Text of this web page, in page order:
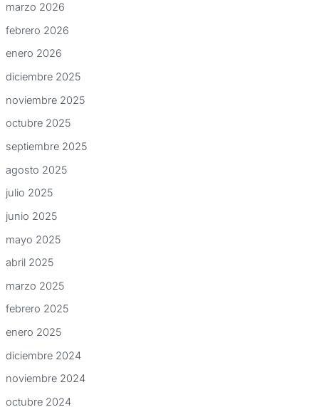
marzo 2026
febrero 2026
enero 2026
diciembre 2025
noviembre 2025
octubre 2025
septiembre 2025
agosto 2025
julio 2025
junio 2025
mayo 2025
abril 2025
marzo 2025
febrero 2025
enero 2025
diciembre 2024
noviembre 2024
octubre 2024